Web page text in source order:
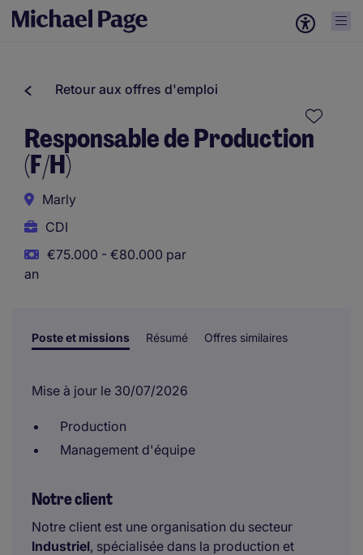
Retour aux offres d'emploi
Responsable de Production
(F/H)
Marly
CDI
€75.000 - €80.000 par
an
Poste et missions Résumé Offres similaires
Mise à jour le 30/07/2026
Production
Management d'équipe
Notre client
Notre client est une organisation du secteur
Industriel, spécialisée dans la production et